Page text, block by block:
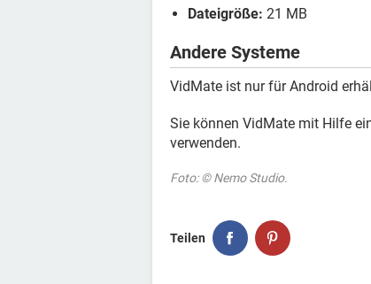
Dateigröße: 21 MB
Andere Systeme
VidMate ist nur für Android
Sie können VidMate mit Hilfe
verwenden.
Foto: © Nemo Studio.
Teilen